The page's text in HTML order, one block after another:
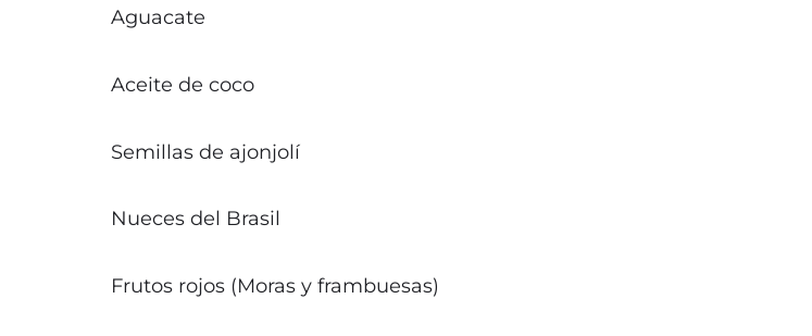
Aguacate
Aceite de coco
Semillas de ajonjolí
Nueces del Brasil
Frutos rojos (Moras y frambuesas)